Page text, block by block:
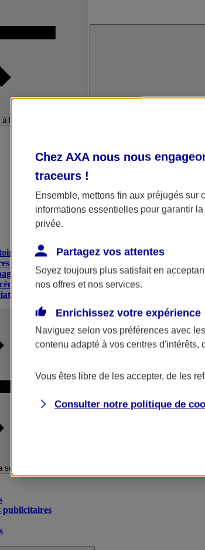
à la section précédente
clés
publicitaires
section précédente
publicitaires
Chez AXA nous nous
traceurs !
Ensemble, mettons fin aux préjugés sur
informations essentielles pour garantir
privée.
Partagez vos attentes
Soyez toujours plus satisfait en
nos offres et nos services.
Enrichissez votre expérience
Naviguez selon vos préférences avec les
contenu adapté à vos centres
Vous êtes libre de les accepter, de les
Consulter notre politique de